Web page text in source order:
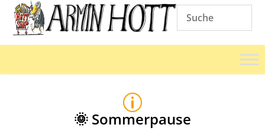
p
🌞 Sommerpause